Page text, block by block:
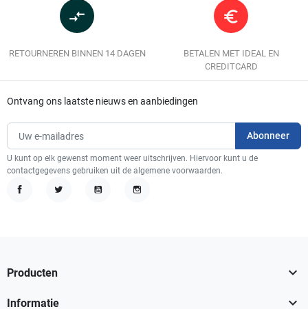
compare_arrows
RETOURNEREN BINNEN 14 DAGEN
euro_symbol
BETALEN MET IDEAL EN
CREDITCARD
Ontvang ons laatste nieuws en aanbiedingen
U kunt op elk gewenst moment weer uitschrijven. Hiervoor kunt u de
contactgegevens gebruiken uit de algemene voorwaarden.
Producten 
Informatie 